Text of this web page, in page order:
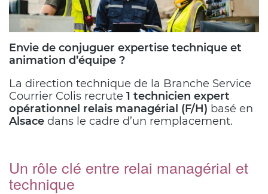
Envie de conjuguer expertise technique et
animation d’équipe ?
La direction technique de la Branche Service
Courrier Colis recrute 1 technicien expert
opérationnel relais managérial (F/H) basé en
Alsace dans le cadre d’un remplacement.
Corps
du
Un rôle clé entre relai managérial et
technique